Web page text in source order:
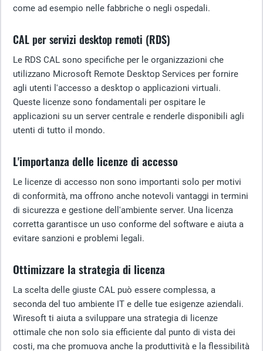
come ad esempio nelle fabbriche o negli ospedali.
CAL per servizi desktop remoti (RDS)
Le RDS CAL sono specifiche per le organizzazioni che
utilizzano Microsoft Remote Desktop Services per fornire
agli utenti l'accesso a desktop o applicazioni virtuali.
Queste licenze sono fondamentali per ospitare le
applicazioni su un server centrale e renderle disponibili agli
utenti di tutto il mondo.
L'importanza delle licenze di accesso
Le licenze di accesso non sono importanti solo per motivi
di conformità, ma offrono anche notevoli vantaggi in termini
di sicurezza e gestione dell'ambiente server. Una licenza
corretta garantisce un uso conforme del software e aiuta a
evitare sanzioni e problemi legali.
Ottimizzare la strategia di licenza
La scelta delle giuste CAL può essere complessa, a
seconda del tuo ambiente IT e delle tue esigenze aziendali.
Wiresoft ti aiuta a sviluppare una strategia di licenze
ottimale che non solo sia efficiente dal punto di vista dei
costi, ma che promuova anche la produttività e la flessibilità